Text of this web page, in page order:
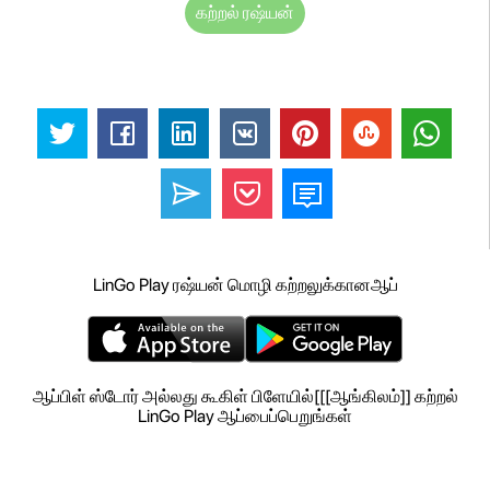
கற்றல் ரஷ்யன்
LinGo Play ரஷ்யன் மொழி கற்றலுக்கானஆப்
ஆப்பிள் ஸ்டோர் அல்லது கூகிள் பிளேயில்[[[ஆங்கிலம்]] கற்றல்
LinGo Play ஆப்பைப்பெறுங்கள்